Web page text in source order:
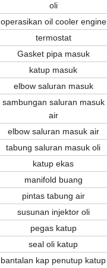
oli
operasikan oil cooler engine
termostat
Gasket pipa masuk
katup masuk
elbow saluran masuk
sambungan saluran masuk
air
elbow saluran masuk air
tabung saluran masuk oli
katup ekas
manifold buang
pintas tabung air
susunan injektor oli
pegas katup
seal oli katup
bantalan kap penutup katup